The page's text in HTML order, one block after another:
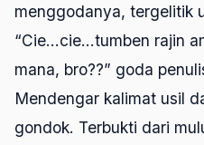
menggodanya, tergelitik
“Cie…cie…tumben rajin
mana, bro??” goda
Mendengar kalimat usil
gondok. Terbukti dari